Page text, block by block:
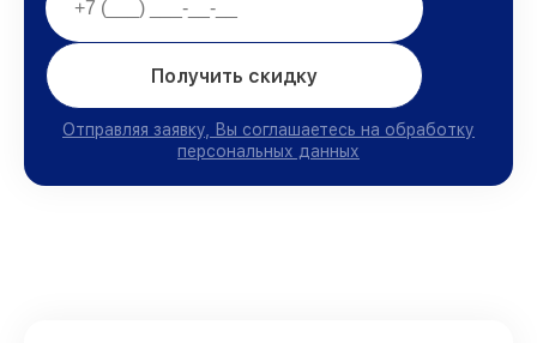
Получить скидку
Отправляя заявку, Вы соглашаетесь на обработку
персональных данных